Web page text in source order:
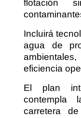
flotación
Incluirá
agua de
eficiencia
El plan
contempla
carretera